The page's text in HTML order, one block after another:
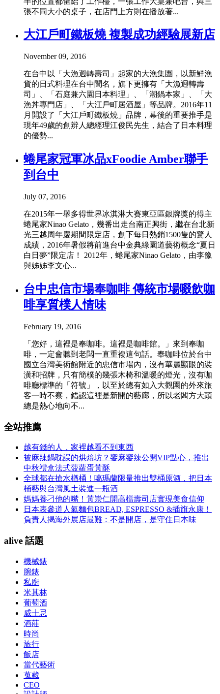
張不同大小的桌子，在店門上方則在播放著...
大江戶町鐵板燒 複製成功經驗展新店
November 09, 2016
在台中以「大漁迥轉壽司」起家的大漁集團，以新鮮漁
貨的日式料理在台中聞名，旗下更擁有「大漁迥轉壽
司」、「石庭兼六園日本料理」、「潮鍋本家」、「大
漁丼專門店」、「大江戶町居酒屋」等品牌。2016年11
月開設了「大江戶町鐵板燒」品牌，幕後的重要推手是
現年49歲的創辨人總經理江俊民先生，結合了日本料理
的優勢...
蜷尾家冠軍冰品xFoodie Amber聯手
到台中
July 07, 2016
在2015年一舉多得世界冰淇淋大賽東亞區銀牌獎的得主
蜷尾家Ninao Gelato，幾番出走台南正興街，繼在台北新
光三越周年慶期間限定店，創下每日熱銷1500隻的驚人
成績，2016年暑假將前進台中金典綠園道藝術概念“夏日
白日夢”限定店！ 2012年，蜷尾家Ninao Gelato，由李豫
與姊姊李文心...
台中忠信市場奉咖啡 傳統市場啜飲咖
啡享質樸人情味
February 19, 2016
「您好，這裡是奉咖啡。這裡是咖啡館。」來到奉咖
啡，一定會聽到老闆一直重複這句話。奉咖啡位於台中
國立台灣美術館附近的忠信市場內，沒有華麗顯眼的裝
潢和招牌，只有簡樸的幾張木椅和溫暖的燈光，沒有咖
啡廳標準的「符號」，以至於總有如入大觀園的外來旅
客一時不察，錯認這裡是新開的藝廊，所以老闆方大頭
總是熱心地向不...
全站推薦
越有錢的人，家裡越看不到東西
被麻辣鍋耽誤的烘焙坊？饗麻饗辣公開VIP點心，推出
中秋禮盒法式菠蘿蛋黃酥
全球都在搶水楢桶！噶瑪蘭限量推出雙桶原酒，把日本
桶藝與台灣風土裝進一瓶酒
媽媽養刁他的嘴！黃崇仁開高檔壽司店實現美食信仰
日本表參道人氣麵包BREAD, ESPRESSO &插旗永康！
負責人揭海外展店最難：不是開店，是守住日本味
alive 話題
機械錶
腕錶
私廚
米其林
葡萄酒
威士忌
酒莊
時尚
旅行
飯店
當代藝術
蒐藏
CEO